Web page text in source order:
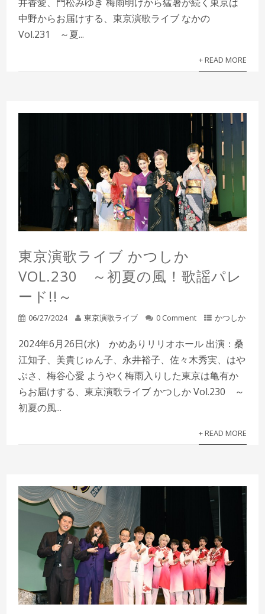
中野からお届けする、東京演歌ライブ なかの
Vol.231 ～夏...
+ READ MORE
東京演歌ライブ かつしか
VOL.230 ～初夏の風！歌謡パレ
ード!!～
06/27/2024 東京演歌ライブ 0 Comment かつしか
2024年6月26日(水) かめありリリオホール 出演：桑
江知子、美貴じゅん子、永井裕子、佐々木秀実、はや
ぶさ、梅谷心愛 ようやく梅雨入りした東京は亀有か
らお届けする、東京演歌ライブ かつしか Vol.230 ～
初夏の風...
+ READ MORE